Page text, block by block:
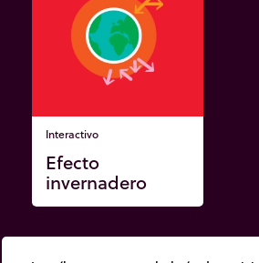
Interactivo
Efecto
invernadero